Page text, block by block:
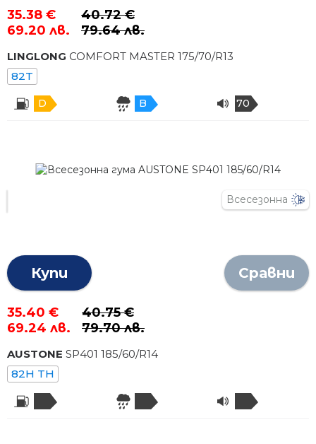
35.38 €
69.20 лв.
40.72 €
79.64 лв.
LINGLONG COMFORT MASTER 175/70/R13
82T
D B 70
Всесезонна
Купи Сравни
35.40 €
69.24 лв.
40.75 €
79.70 лв.
AUSTONE SP401 185/60/R14
82H TH